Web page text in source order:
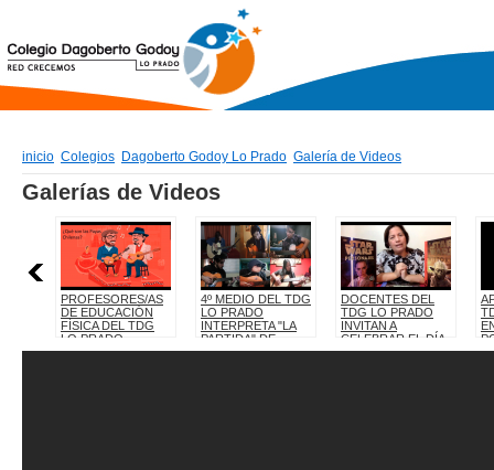
inicio Colegios Dagoberto Godoy Lo Prado Galería de Videos